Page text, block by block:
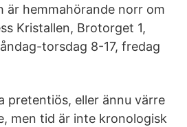
är hemmahörande norr om
Kristallen, Brotorget 1,
torsdag 8-17, fredag
pretentiös, eller ännu värre
men tid är inte kronologisk